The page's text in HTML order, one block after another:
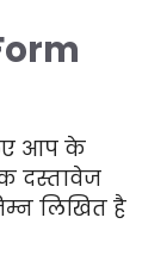
आप के
दस्तावेज
लिखित है